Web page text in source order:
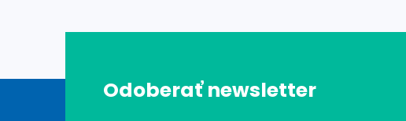
Odoberať newsletter